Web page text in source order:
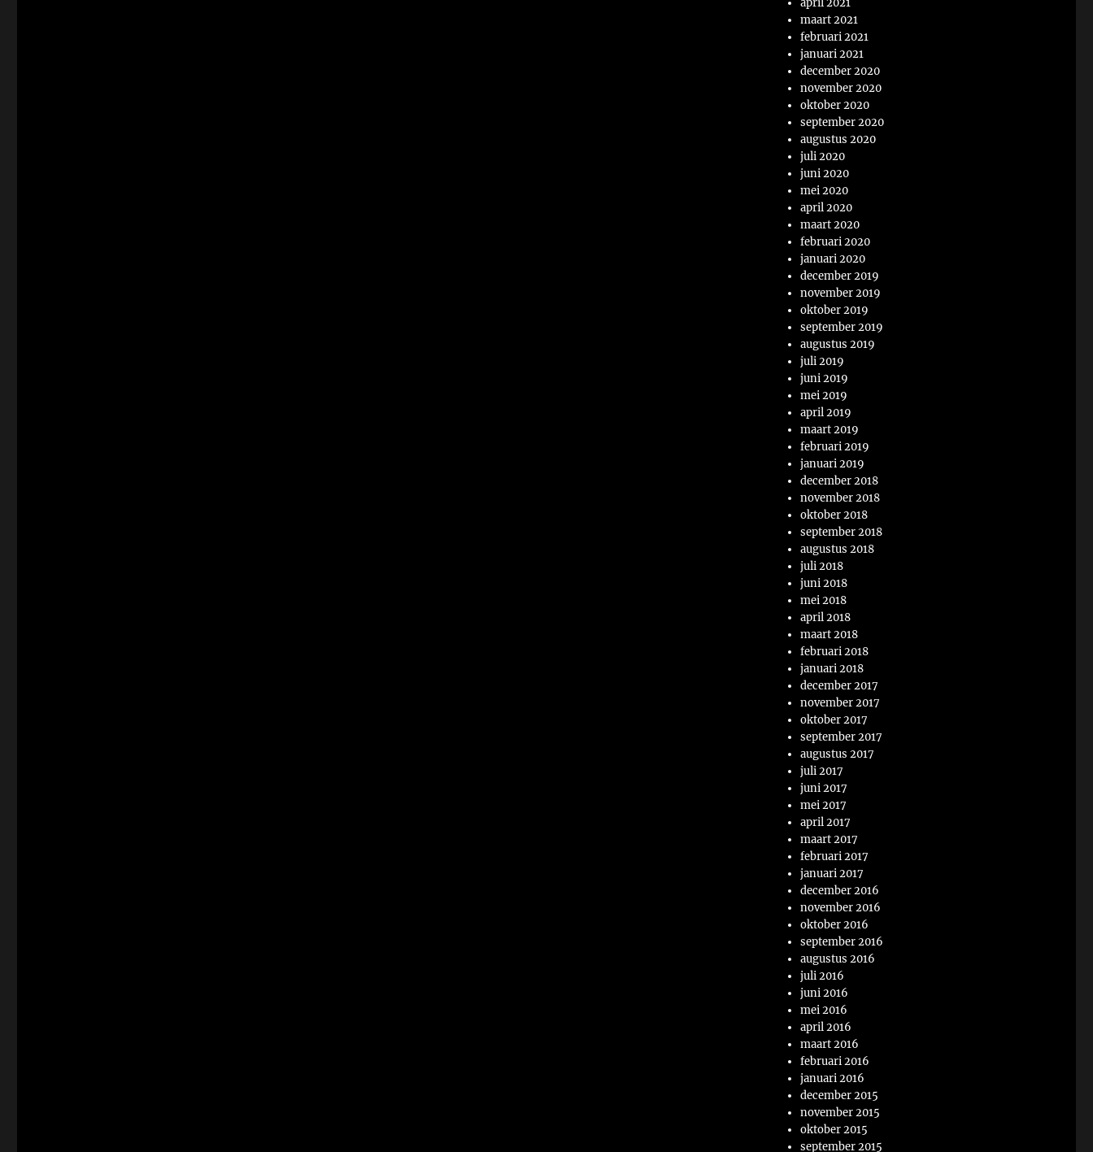
april 2021
maart 2021
februari 2021
januari 2021
december 2020
november 2020
oktober 2020
september 2020
augustus 2020
juli 2020
juni 2020
mei 2020
april 2020
maart 2020
februari 2020
januari 2020
december 2019
november 2019
oktober 2019
september 2019
augustus 2019
juli 2019
juni 2019
mei 2019
april 2019
maart 2019
februari 2019
januari 2019
december 2018
november 2018
oktober 2018
september 2018
augustus 2018
juli 2018
juni 2018
mei 2018
april 2018
maart 2018
februari 2018
januari 2018
december 2017
november 2017
oktober 2017
september 2017
augustus 2017
juli 2017
juni 2017
mei 2017
april 2017
maart 2017
februari 2017
januari 2017
december 2016
november 2016
oktober 2016
september 2016
augustus 2016
juli 2016
juni 2016
mei 2016
april 2016
maart 2016
februari 2016
januari 2016
december 2015
november 2015
oktober 2015
september 2015